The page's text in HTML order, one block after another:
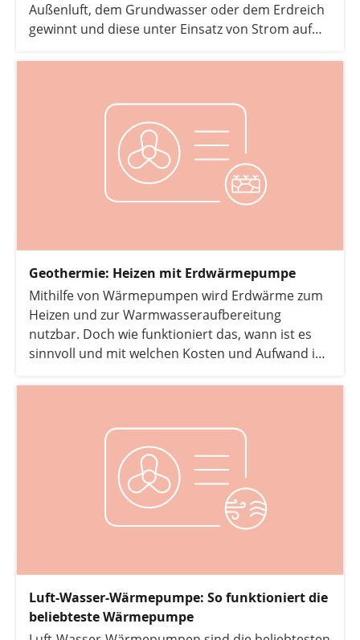
Außenluft, dem Grundwasser oder dem Erdreich
gewinnt und diese unter Einsatz von Strom auf
für die Wärmewende 2026 – sowohl im Neubau
als auch in der Sanierung.
Geothermie: Heizen mit Erdwärmepumpe
Mithilfe von Wärmepumpen wird Erdwärme zum
Heizen und zur Warmwasseraufbereitung
nutzbar. Doch wie funktioniert das, wann ist es
sinnvoll und mit welchen Kosten und Aufwand ist
Luft-Wasser-Wärmepumpe: So funktioniert die
beliebteste Wärmepumpe